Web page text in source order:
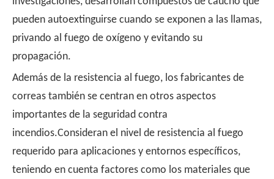
pueden autoextinguirse cuando se exponen a las llamas,
privando al fuego de oxígeno y evitando su
propagación.
Además de la resistencia al fuego, los fabricantes de
correas también se centran en otros aspectos
importantes de la seguridad contra
incendios.Consideran el nivel de resistencia al fuego
requerido para aplicaciones y entornos específicos,
teniendo en cuenta factores como los materiales que